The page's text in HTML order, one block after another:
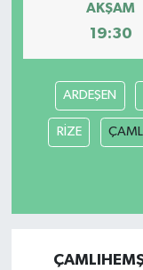
AKŞAM
19:30
ARDEŞEN
RİZE